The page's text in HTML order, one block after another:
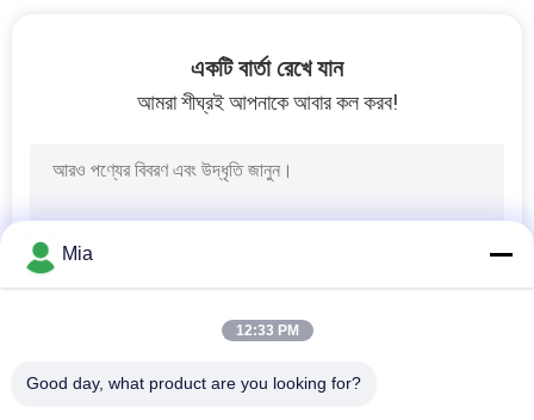
একটি বার্তা রেখে যান
আমরা শীঘ্রই আপনাকে আবার কল করব!
Mia
12:33 PM
Good day, what product are you looking for?